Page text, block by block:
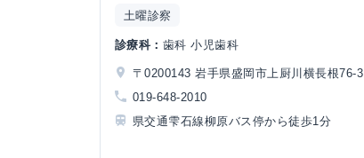
土曜診察
診療科： 歯科 小児歯科
〒0200143 岩手県盛岡市上厨川横長根76-3
019-648-2010
県交通雫石線柳原バス停から徒歩1分